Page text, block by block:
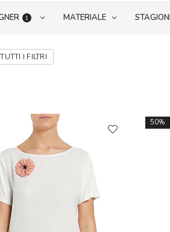
1 MATERIALE
I FILTRI
50%